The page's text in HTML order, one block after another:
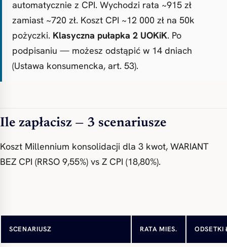
automatycznie z CPI. Wychodzi rata ~915 zł
zamiast ~720 zł. Koszt CPI ~12 000 zł na 50k
pożyczki. Klasyczna pułapka 2 UOKiK. Po
podpisaniu — możesz odstąpić w 14 dniach
(Ustawa konsumencka, art. 53).
Ile zapłacisz — 3 scenariusze
Koszt Millennium konsolidacji dla 3 kwot, WARIANT
BEZ CPI (RRSO 9,55%) vs Z CPI (18,80%).
SCENARIUSZ RATA MIES. ODSETKI
50 000 zł / 72 mies — bez CPI ~726 zł ~12 270